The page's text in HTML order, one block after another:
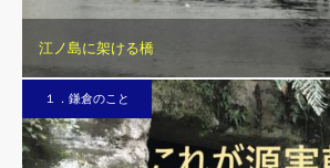
江ノ島に架ける橋
１．鎌倉のこと